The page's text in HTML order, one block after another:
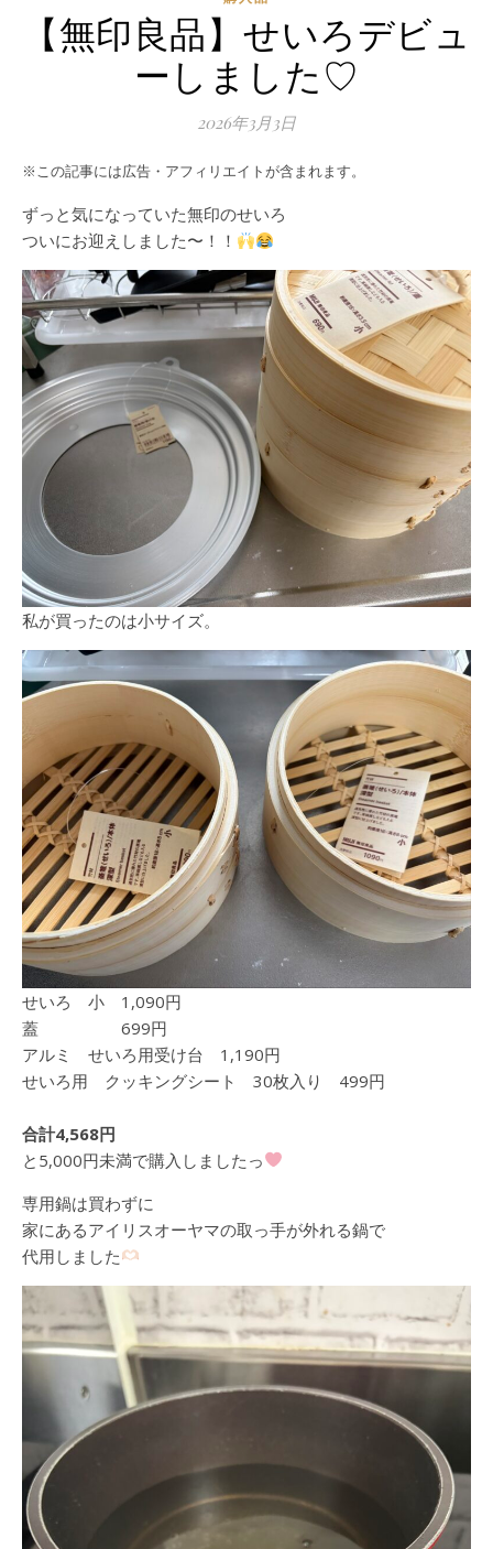
【無印良品】せいろデビュ
ーしました♡
2026年3月3日
※この記事には広告・アフィリエイトが含まれます。
ずっと気になっていた無印のせいろ
ついにお迎えしました〜！！
私が買ったのは小サイズ。
せいろ 小 1,090円
蓋 699円
アルミ せいろ用受け台 1,190円
せいろ用 クッキングシート 30枚入り 499円
合計4,568円
と5,000円未満で購入しましたっ
専用鍋は買わずに
家にあるアイリスオーヤマの取っ手が外れる鍋で
代用しました